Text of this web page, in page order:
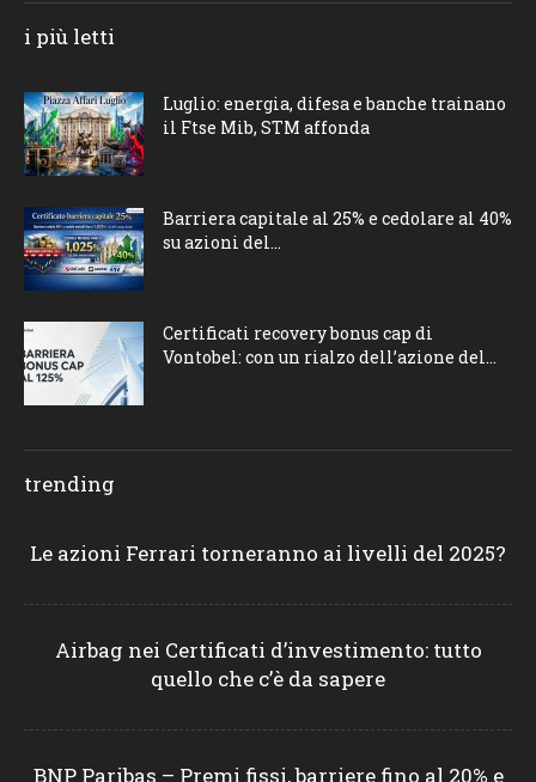
i più letti
Luglio: energia, difesa e banche trainano
il Ftse Mib, STM affonda
Barriera capitale al 25% e cedolare al 40%
su azioni del...
Certificati recovery bonus cap di
Vontobel: con un rialzo dell’azione del...
trending
Le azioni Ferrari torneranno ai livelli del 2025?
Airbag nei Certificati d’investimento: tutto
quello che c’è da sapere
BNP Paribas – Premi fissi, barriere fino al 20% e